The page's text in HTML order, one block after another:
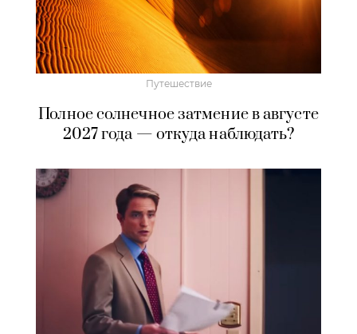
Путешествие
Полное солнечное затмение в августе
2027 года — откуда наблюдать?